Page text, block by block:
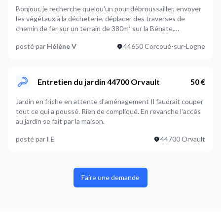
Je recherche un jardinier sérieux pour une intervention sur
une toiture : * Retrait complet du lierre présent sur le toit *
Coupe des racines (important pour éviter la repousse)l’accès
se fait sur le terrain du voisin qui est ouvert et accessible. *
Nettoyage de la végétation sur le toit(mauvaises herbes
Bonjour, je recherche quelqu'un pour débroussailler, envoyer
les végétaux à la décheterie, déplacer des traverses de
chemin de fer sur un terrain de 380m² sur la Bénate,
J'aimerais que les travaux se fassent le plus tôt possible.
posté par Hélène V 44650 Corcoué-sur-Logne
Entretien du jardin 44700 Orvault 50 €
Jardin en friche en attente d’aménagement Il faudrait couper
tout ce qui a poussé. Rien de compliqué. En revanche l’accès
au jardin se fait par la maison.
posté par I E 44700 Orvault
Faire une demande